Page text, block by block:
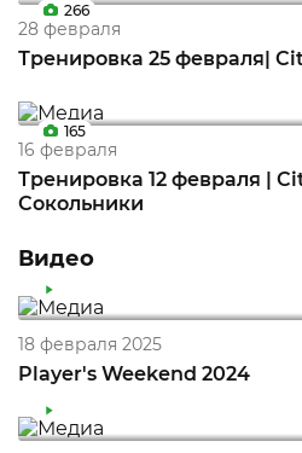
266
28 февраля
Тренировка 25 февраля|
165
16 февраля
Тренировка 12 февраля |
Сокольники
Видео
18 февраля 2025
Player's Weekend 2024